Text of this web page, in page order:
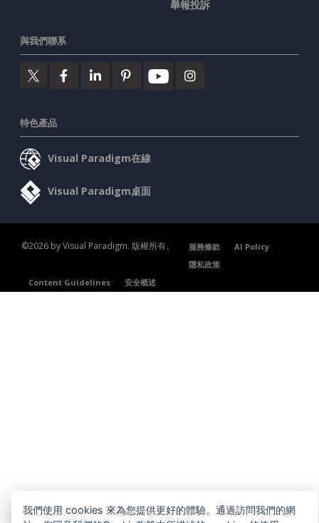
舉報投訴
與我們聯系
特色產品
Visual Paradigm在線
Visual Paradigm桌面
©2026 by Visual Paradigm. 版權所有。 服務條款
AI Policy
隱私政策
Content Guidelines
安全概述
我們使用 cookies 來為您提供更好的體驗。通過訪問我們的網